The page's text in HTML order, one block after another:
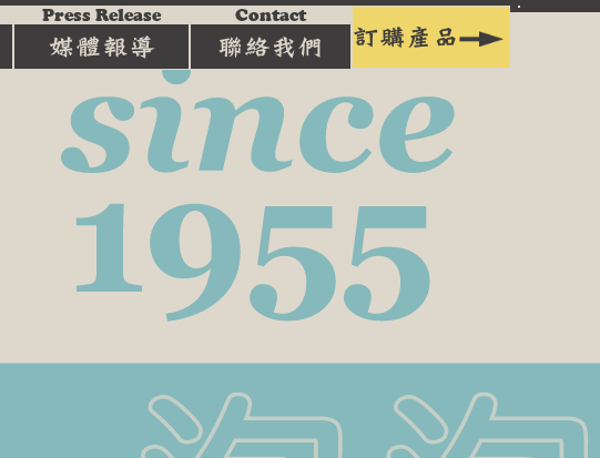
Press Release
媒體報導
Contact
聯絡我們 訂購產品